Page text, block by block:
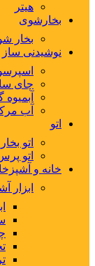
هیتر
بخارشوی
بخار
نوشیدنی ساز
چای
آب
اتو
اتو بخار
اتو
خانه و
ابزار